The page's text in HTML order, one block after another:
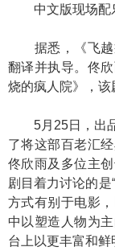
中文版现场配
据悉，《飞越
翻译并执导。佟
烧的疯人院》，该
5月25日，出品
了将这部百老汇
佟欣雨及多位主
剧目着力讨论的是
方式有别于电影
中以塑造人物为
台上以更丰富和鲜